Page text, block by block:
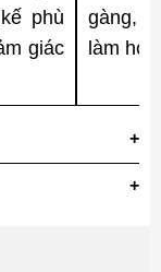
phù
giác
gàng,
làm